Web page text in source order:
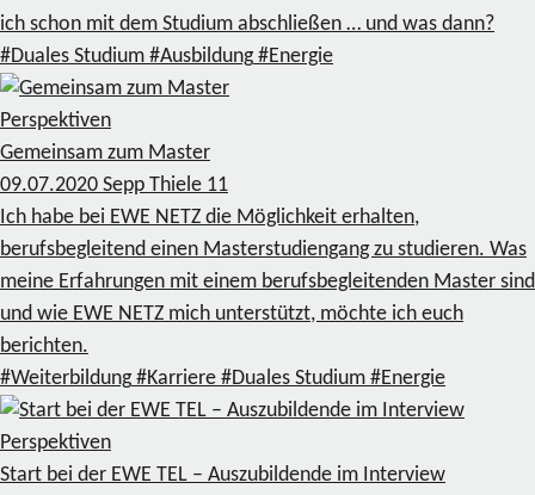
ich schon mit dem Studium abschließen … und was dann?
#Duales Studium #Ausbildung #Energie
Perspektiven
Gemeinsam zum Master
09.07.2020 Sepp Thiele 11
Ich habe bei EWE NETZ die Möglichkeit erhalten,
berufsbegleitend einen Masterstudiengang zu studieren. Was
meine Erfahrungen mit einem berufsbegleitenden Master sind
und wie EWE NETZ mich unterstützt, möchte ich euch
berichten.
#Weiterbildung #Karriere #Duales Studium #Energie
Perspektiven
Start bei der EWE TEL – Auszubildende im Interview